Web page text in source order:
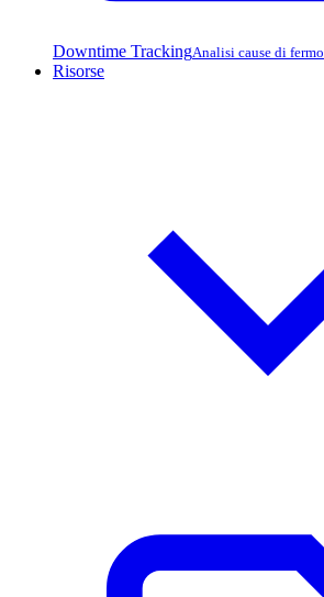
Downtime TrackingAnalisi cause di fermo
Risorse